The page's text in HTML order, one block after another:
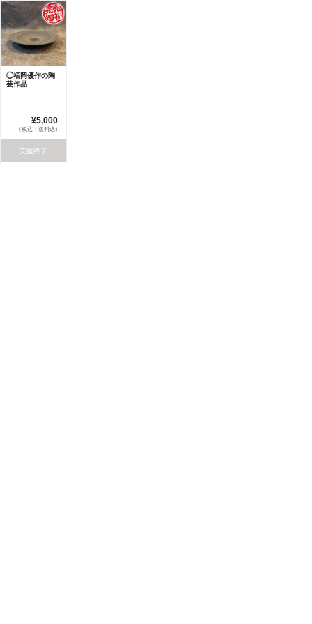
◯福岡優作の陶
芸作品
¥5,000
（税込・送料込）
支援終了